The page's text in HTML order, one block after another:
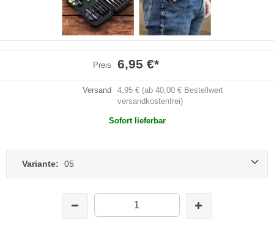
Preis 6,95 €*
Versand
4,95 € (ab 40,00 € Bestellwert
versandkostenfrei)
Sofort lieferbar
Variante: 05